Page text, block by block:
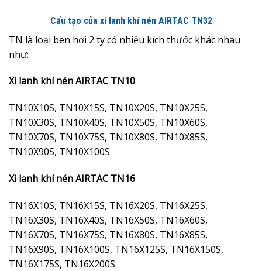
Cấu tạo của xi lanh khí nén AIRTAC TN32
TN là loại ben hơi 2 ty có nhiều kích thước khác nhau
như:
Xi lanh khí nén AIRTAC TN10
TN10X10S, TN10X15S, TN10X20S, TN10X25S,
TN10X30S, TN10X40S, TN10X50S, TN10X60S,
TN10X70S, TN10X75S, TN10X80S, TN10X85S,
TN10X90S, TN10X100S
Xi lanh khí nén AIRTAC TN16
TN16X10S, TN16X15S, TN16X20S, TN16X25S,
TN16X30S, TN16X40S, TN16X50S, TN16X60S,
TN16X70S, TN16X75S, TN16X80S, TN16X85S,
TN16X90S, TN16X100S, TN16X125S, TN16X150S,
TN16X175S, TN16X200S